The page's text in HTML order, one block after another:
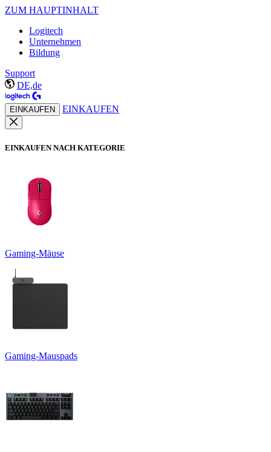
ZUM HAUPTINHALT
Logitech
Unternehmen
Bildung
Support
DE,de
EINKAUFEN EINKAUFEN
EINKAUFEN NACH KATEGORIE
Gaming-Mäuse
Gaming-Mauspads